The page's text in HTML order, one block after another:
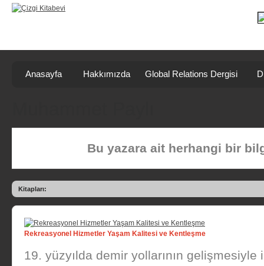
Anasayfa Hakkımızda Global Relations Dergisi
Bu yazara ait herhangi bir
Kitapları:
Rekreasyonel Hizmetler Yaşam Kalitesi ve Kentleşme
19. yüzyılda demir yollarının gelişmesiyle